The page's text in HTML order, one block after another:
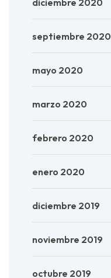
septiembre 2020
mayo 2020
marzo 2020
febrero 2020
enero 2020
diciembre 2019
noviembre 2019
octubre 2019